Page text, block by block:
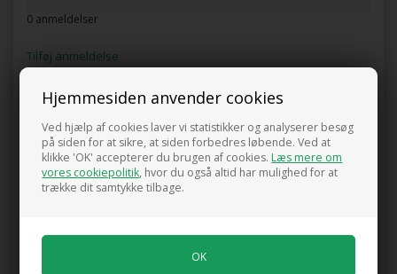
Hjemmesiden anvender cookies
Ved hjælp af cookies laver vi statistikker og analyserer besøg
på siden for at sikre, at siden forbedres løbende. Ved at
klikke 'OK' accepterer du brugen af cookies.Læs mere om
vores cookiepolitik, hvor du også altid har mulighed for at
trække dit samtykke tilbage.
0 anmeldelser
Tilføj anmeldelse
Kunder købte også